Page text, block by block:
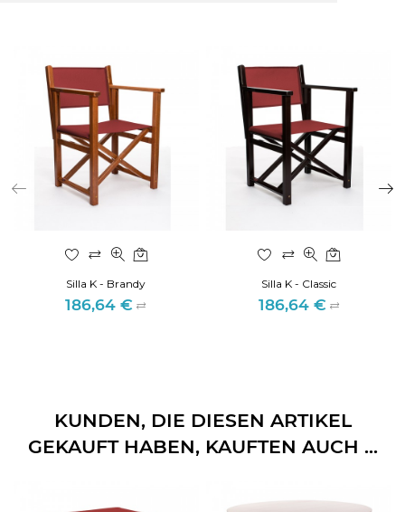
Silla K - Brandy
Preis
186,64 €
Silla K - Classic
Preis
186,64 €
KUNDEN, DIE DIESEN ARTIKEL
GEKAUFT HABEN, KAUFTEN AUCH ...